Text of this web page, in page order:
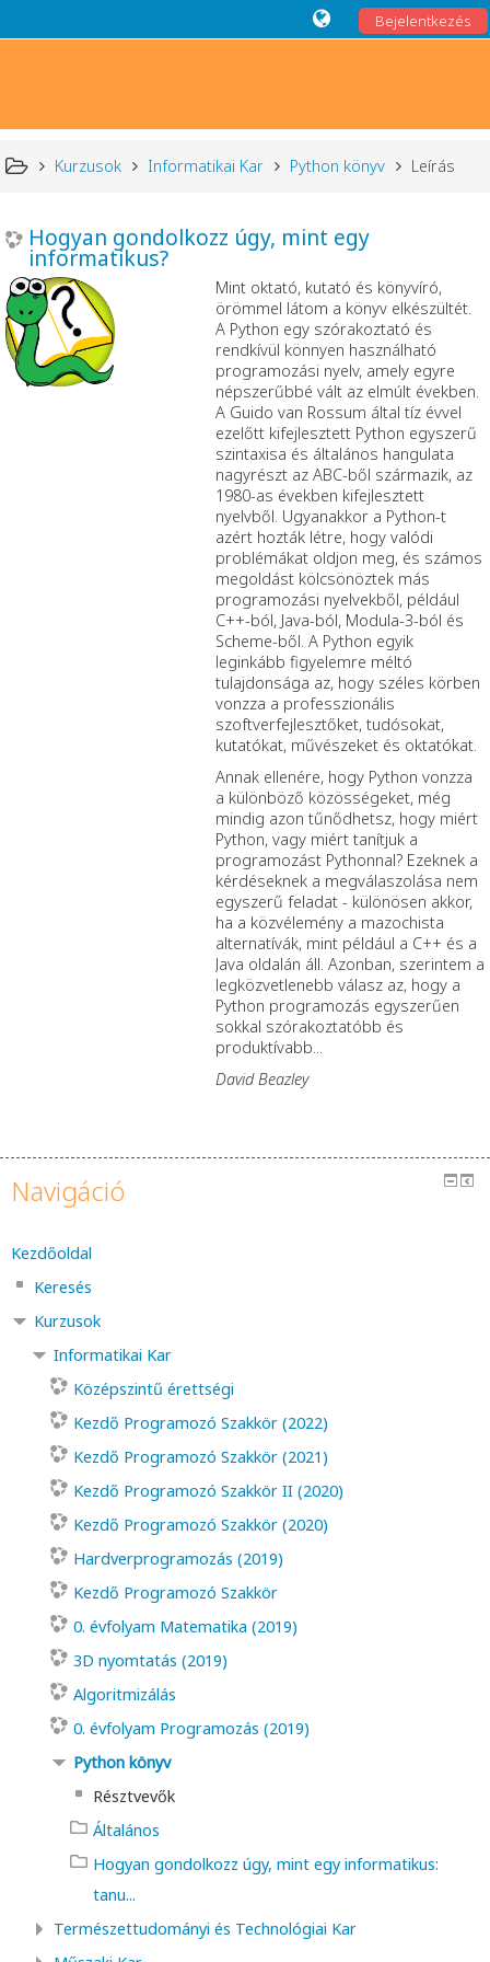
Bejelentkezés
Kurzusok Informatikai Kar Python könyv Leírás
Hogyan gondolkozz úgy, mint egy
informatikus?
Mint oktató, kutató és könyvíró,
örömmel látom a könyv elkészültét.
A Python egy szórakoztató és
rendkívül könnyen használható
programozási nyelv, amely egyre
népszerűbbé vált az elmúlt években.
A Guido van Rossum által tíz évvel
ezelőtt kifejlesztett Python egyszerű
szintaxisa és általános hangulata
nagyrészt az ABC-ből származik, az
1980-as években kifejlesztett
nyelvből. Ugyanakkor a Python-t
azért hozták létre, hogy valódi
problémákat oldjon meg, és számos
megoldást kölcsönöztek más
programozási nyelvekből, például
C++-ból, Java-ból, Modula-3-ból és
Scheme-ből. A Python egyik
leginkább figyelemre méltó
tulajdonsága az, hogy széles körben
vonzza a professzionális
szoftverfejlesztőket, tudósokat,
kutatókat, művészeket és oktatókat.
Annak ellenére, hogy Python vonzza
a különböző közösségeket, még
mindig azon tűnődhetsz, hogy miért
Python, vagy miért tanítjuk a
programozást Pythonnal? Ezeknek a
kérdéseknek a megválaszolása nem
egyszerű feladat - különösen akkor,
ha a közvélemény a mazochista
alternatívák, mint például a C++ és a
Java oldalán áll. Azonban, szerintem a
legközvetlenebb válasz az, hogy a
Python programozás egyszerűen
sokkal szórakoztatóbb és
produktívabb...
David Beazley
Navigáció
Kezdőoldal
Keresés
Kurzusok
Informatikai Kar
Középszintű érettségi
Kezdő Programozó Szakkör (2022)
Kezdő Programozó Szakkör (2021)
Kezdő Programozó Szakkör II (2020)
Kezdő Programozó Szakkör (2020)
Hardverprogramozás (2019)
Kezdő Programozó Szakkör
0. évfolyam Matematika (2019)
3D nyomtatás (2019)
Algoritmizálás
0. évfolyam Programozás (2019)
Python könyv
Résztvevők
Általános
Hogyan gondolkozz úgy, mint egy informatikus:
tanu...
Természettudományi és Technológiai Kar